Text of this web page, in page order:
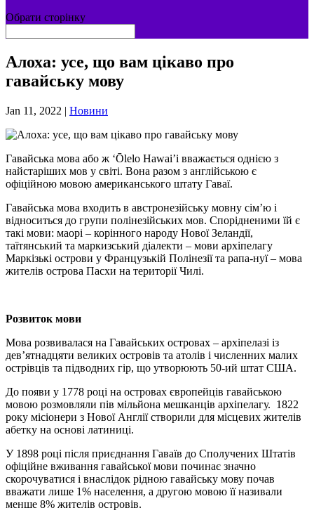
Обрати сторінку
Алоха: усе, що вам цікаво про
гавайську мову
Jan 11, 2022 | Новини
Гавайська мова або ж ‘Ōlelo Hawai’i вважається однією з
найстаріших мов у світі. Вона разом з англійською є
офіційною мовою американського штату Гаваї.
Гавайська мова входить в австронезійську мовну сім’ю і
відноситься до групи полінезійських мов. Спорідненими їй є
такі мови: маорі – корінного народу Нової Зеландії,
таїтянський та маркизський діалекти – мови архіпелагу
Маркізькі острови у Французькій Полінезії та рапа-нуї – мова
жителів острова Пасхи на території Чилі.
Розвиток мови
Мова розвивалася на Гавайських островах – архіпелазі із
дев’ятнадцяти великих островів та атолів і численних малих
острівців та підводних гір, що утворюють 50-ий штат США.
До появи у 1778 році на островах європейців гавайською
мовою розмовляли пів мільйона мешканців архіпелагу. 1822
року місіонери з Нової Англії створили для місцевих жителів
абетку на основі латиниці.
У 1898 році після приєднання Гаваїв до Сполучених Штатів
офіційне вживання гавайської мови починає значно
скорочуватися і внаслідок рідною гавайську мову почав
вважати лише 1% населення, а другою мовою її називали
менше 8% жителів островів.